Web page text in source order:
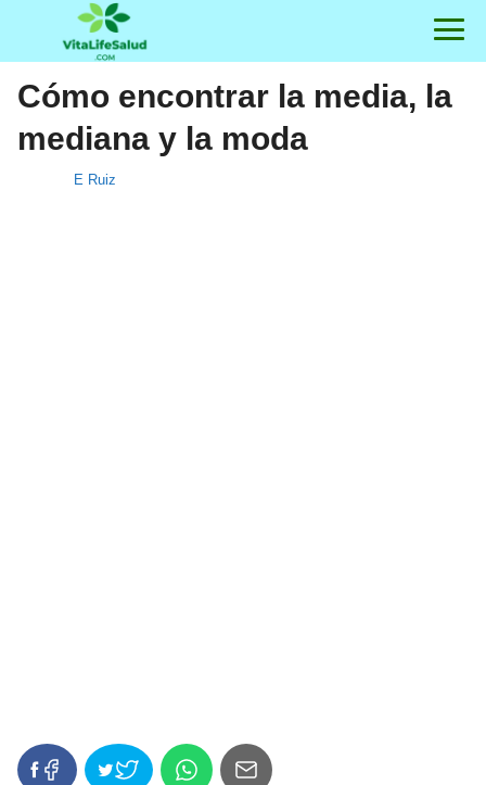
Cómo encontrar la media, la
mediana y la moda
E Ruiz